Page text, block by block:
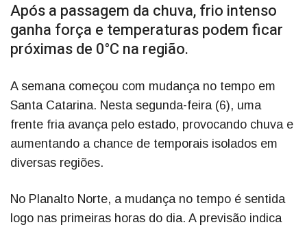
Após a passagem da chuva, frio intenso
ganha força e temperaturas podem ficar
próximas de 0°C na região.
A semana começou com mudança no tempo em
Santa Catarina. Nesta segunda-feira (6), uma
frente fria avança pelo estado, provocando chuva e
aumentando a chance de temporais isolados em
diversas regiões.
No Planalto Norte, a mudança no tempo é sentida
logo nas primeiras horas do dia. A previsão indica